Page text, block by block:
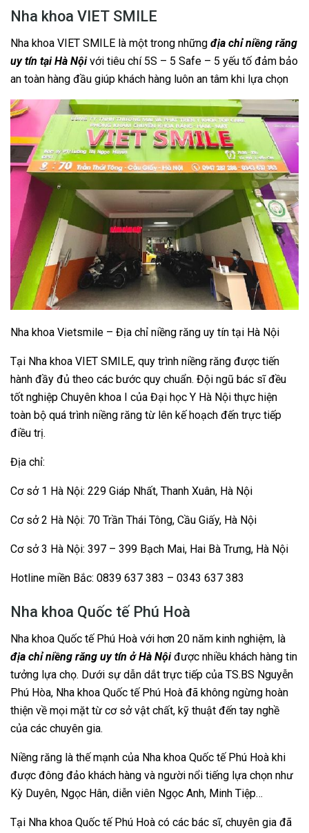
Nha khoa VIET SMILE
Nha khoa VIET SMILE là một trong những địa chỉniềng răng
uy tín tại Hà Nộivới tiêu chí 5S – 5 Safe – 5 yếu tố đảm bảo
an toàn hàng đầu giúp khách hàng luôn an tâm khi lựa chọn
Nha khoa Vietsmile – Địa chỉ niềng răng uy tín tại Hà Nội
Tại Nha khoa VIET SMILE, quy trình niềng răng được tiến
hành đầy đủ theo các bước quy chuẩn. Đội ngũ bác sĩ đều
tốt nghiệp Chuyên khoa I của Đại học Y Hà Nội thực hiện
toàn bộ quá trình niềng răng từ lên kế hoạch đến trực tiếp
điều trị.
Địa chỉ:
Cơ sở 1 Hà Nội: 229 Giáp Nhất, Thanh Xuân, Hà Nội
Cơ sở 2 Hà Nội: 70 Trần Thái Tông, Cầu Giấy, Hà Nội
Cơ sở 3 Hà Nội: 397 – 399 Bạch Mai, Hai Bà Trưng, Hà Nội
Hotline miền Bắc: 0839 637 383 – 0343 637 383
Nha khoa Quốc tế Phú Hoà
Nha khoa Quốc tế Phú Hoà với hơn 20 năm kinh nghiệm, là
địa chỉ niềng răng uy tín ở Hà Nộiđược nhiều khách hàng tin
tưởng lựa chọ. Dưới sự dẫn dắt trực tiếp của TS.BS Nguyễn
Phú Hòa, Nha khoa Quốc tế Phú Hoà đã không ngừng hoàn
thiện về mọi mặt từ cơ sở vật chất, kỹ thuật đến tay nghề
của các chuyên gia.
Niềng răng là thế mạnh của Nha khoa Quốc tế Phú Hoà khi
được đông đảo khách hàng và người nổi tiếng lựa chọn như
Kỳ Duyên, Ngọc Hân, diễn viên Ngọc Anh, Minh Tiệp…
Tại Nha khoa Quốc tế Phú Hoà có các bác sĩ, chuyên gia đã